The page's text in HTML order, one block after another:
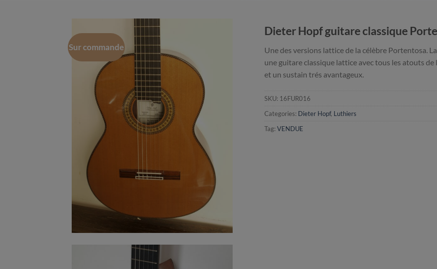
Sur commande
Dieter Hopf guitare classique
Une des versions lattice de la célèbre Portentosa.
une guitare classique lattice avec tous les atouts
et un sustain trés avantageux.
SKU: 16FUR016
Categories: Dieter Hopf, Luthiers
Tag: VENDUE